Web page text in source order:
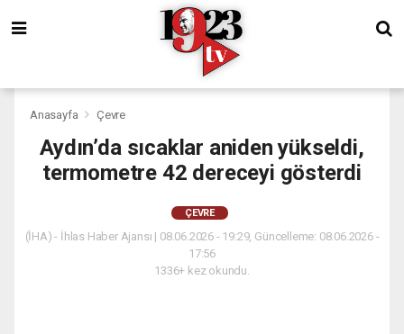
Anasayfa Çevre
Aydın’da sıcaklar aniden yükseldi,
termometre 42 dereceyi gösterdi
ÇEVRE
(İHA) - İhlas Haber Ajansı | 08.06.2026 - 19:29, Güncelleme: 08.06.2026 -
17:56
1336+ kez okundu.